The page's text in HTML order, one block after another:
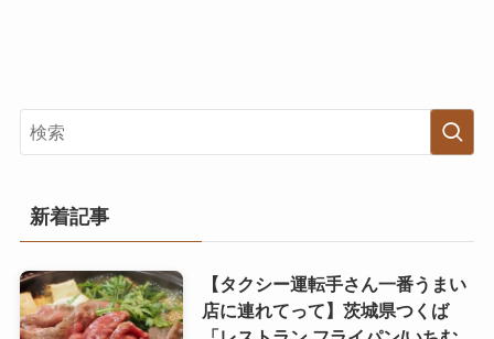
新着記事
【タクシー運転手さん一番うまい
店に連れてって】茨城県つくば